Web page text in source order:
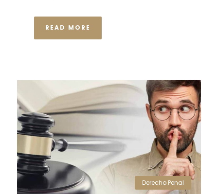
READ MORE
Derecho Penal